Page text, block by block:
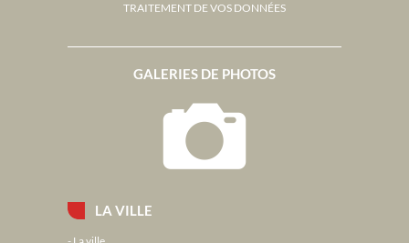
LA VILLE
GALERIES DE PHOTOS
TRAITEMENT DE VOS DONNÉES